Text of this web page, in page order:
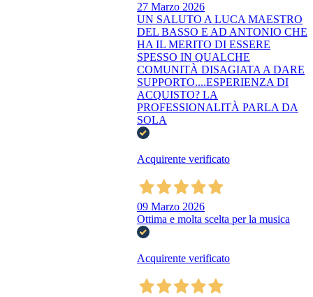
27 Marzo 2026
UN SALUTO A LUCA MAESTRO
DEL BASSO E AD ANTONIO CHE
HA IL MERITO DI ESSERE
SPESSO IN QUALCHE
COMUNITÀ DISAGIATA A DARE
SUPPORTO....ESPERIENZA DI
ACQUISTO? LA
PROFESSIONALITÀ PARLA DA
SOLA
Acquirente verificato
09 Marzo 2026
Ottima e molta scelta per la musica
Acquirente verificato